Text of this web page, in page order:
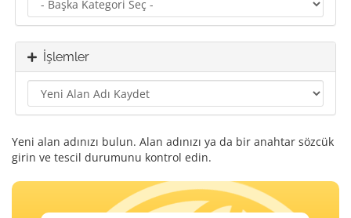
İşlemler
Yeni alan adınızı bulun. Alan adınızı ya da bir anahtar sözcük
girin ve tescil durumunu kontrol edin.